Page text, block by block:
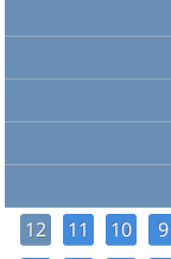
9
10
11
12